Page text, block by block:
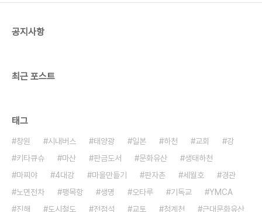
의 증기탕(사우나) 시설이 없고 가운데에 온탕 하나
공지사항
최근 포스트
태그
창원 시내버스 태양광 일본 하천 교회
강
키타큐슈
마산 판금도서 문화유산
생태하천
마찌야
4대강 마을만들기 판자촌 세월호
경관
노면전차
팽목항 생명 오타루 기독교
YMCA
진해
도시철도 전점석 교토 청계천 근대문화유산